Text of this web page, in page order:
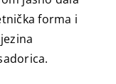
forma i